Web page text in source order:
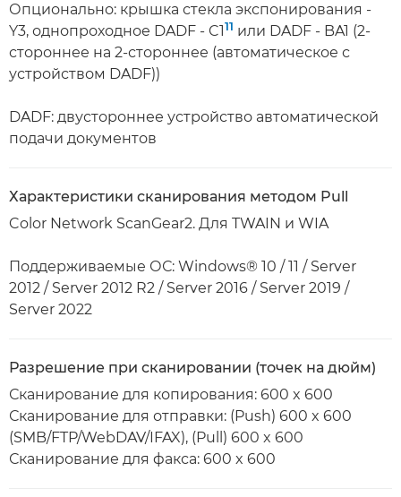
Опционально: крышка стекла экспонирования -
Y3, однопроходное DADF - C111 или DADF - BA1 (2-
стороннее на 2-стороннее (автоматическое с
устройством DADF))
DADF: двустороннее устройство автоматической
подачи документов
Характеристики сканирования методом Pull
Color Network ScanGear2. Для TWAIN и WIA
Поддерживаемые ОС: Windows® 10 / 11 / Server
2012 / Server 2012 R2 / Server 2016 / Server 2019 /
Server 2022
Разрешение при сканировании (точек на дюйм)
Сканирование для копирования: 600 x 600
Сканирование для отправки: (Push) 600 x 600
(SMB/FTP/WebDAV/IFAX), (Pull) 600 x 600
Сканирование для факса: 600 x 600